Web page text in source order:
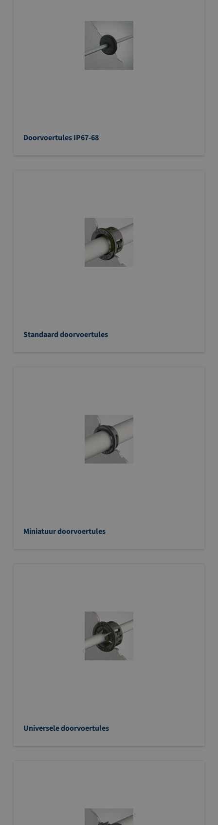
Doorvoertules IP67-68
Standaard doorvoertules
Miniatuur doorvoertules
Universele doorvoertules